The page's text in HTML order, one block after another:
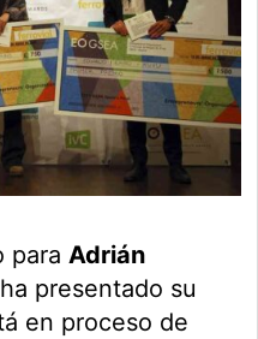
paraAdrián
presentado su
en proceso de